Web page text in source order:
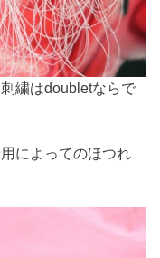
繍はdoubletならで
によってのほつれ